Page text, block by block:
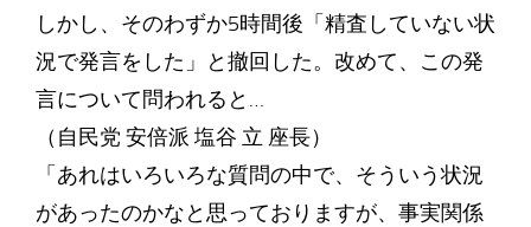
しかし、そのわずか5時間後「精査していない状
況で発言をした」と撤回した。改めて、この発
言について問われると…
（自民党 安倍派 塩谷 立 座長）
「あれはいろいろな質問の中で、そういう状況
があったのかなと思っておりますが、事実関係